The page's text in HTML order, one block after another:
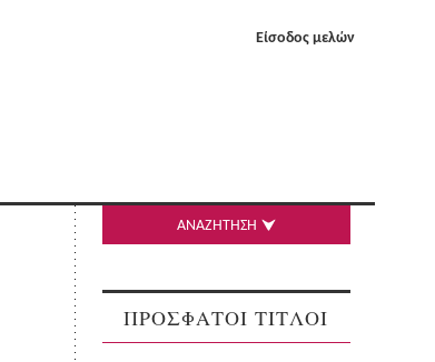
Είσοδος μελών
ΑΝΑΖΗΤΗΣΗ
ΠΡΟΣΦΑΤΟΙ ΤΙΤΛΟΙ